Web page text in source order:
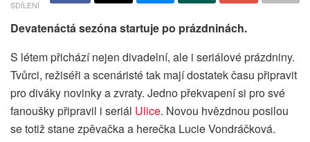
SDÍLENÍ
Devatenáctá sezóna startuje po prázdninách.
S létem přichází nejen divadelní, ale i seriálové prázdniny.
Tvůrci, režiséři a scenáristé tak mají dostatek času připravit
pro diváky novinky a zvraty. Jedno překvapení si pro své
fanoušky připravil i seriál Ulice. Novou hvězdnou posilou
se totiž stane zpěvačka a herečka Lucie Vondráčková.